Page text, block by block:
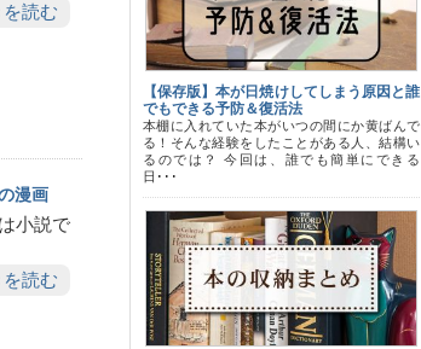
読む
漫画
小説で
読む
【保存版】本が日焼けしてしまう原因と誰
でもできる予防＆復活法
本棚に入れていた本がいつの間にか黄ばんで
る！そんな経験をしたことがある人、結構い
るのでは？ 今回は、誰でも簡単にできる
日･･･